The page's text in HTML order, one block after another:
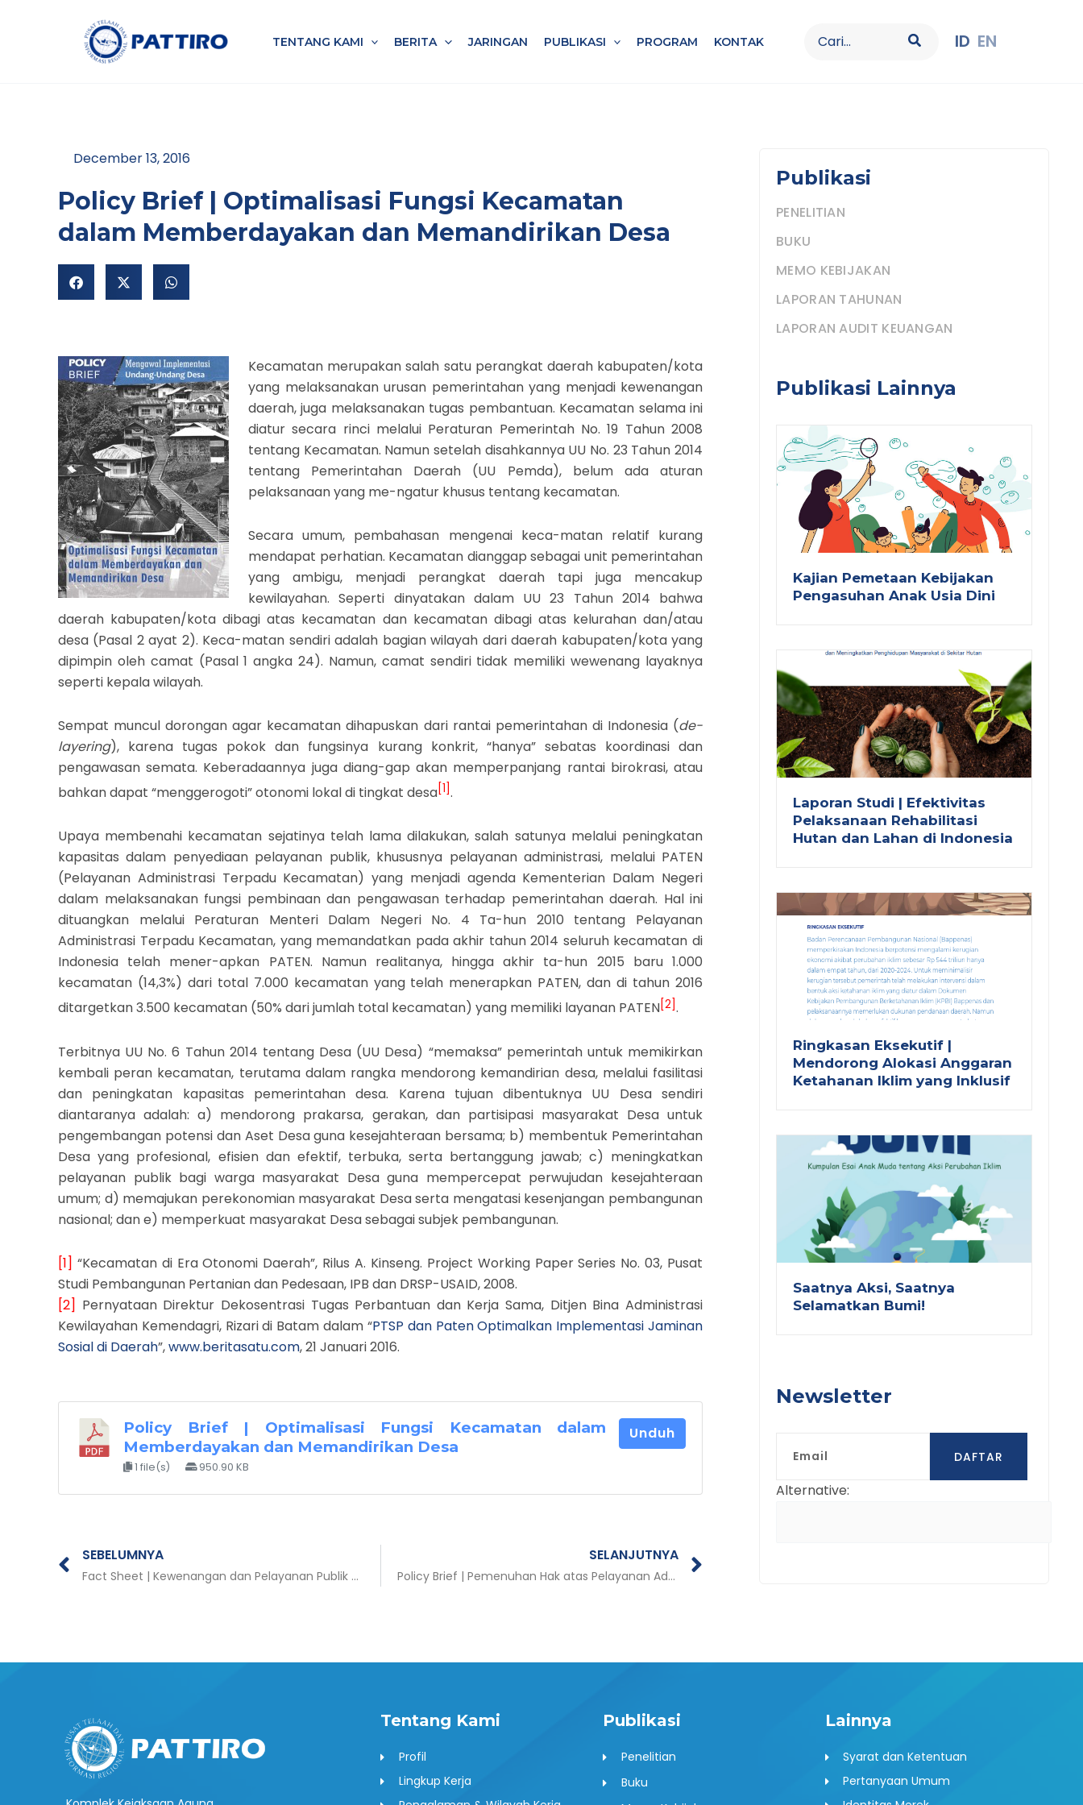
TENTANG KAMI BERITA JARINGAN PUBLIKASI PROGRAM KONTAK
Search
for:
ID EN
December 13, 2016
Policy Brief | Optimalisasi Fungsi Kecamatan
dalam Memberdayakan dan Memandirikan Desa
Kecamatan merupakan salah satu perangkat daerah kabupaten/kota
yang melaksanakan urusan pemerintahan yang menjadi kewenangan
daerah, juga melaksanakan tugas pembantuan. Kecamatan selama ini
diatur secara rinci melalui Peraturan Pemerintah No. 19 Tahun 2008
tentang Kecamatan. Namun setelah disahkannya UU No. 23 Tahun 2014
tentang Pemerintahan Daerah (UU Pemda), belum ada aturan
pelaksanaan yang me-ngatur khusus tentang kecamatan.
Secara umum, pembahasan mengenai keca-matan relatif kurang
mendapat perhatian. Kecamatan dianggap sebagai unit pemerintahan
yang ambigu, menjadi perangkat daerah tapi juga mencakup
kewilayahan. Seperti dinyatakan dalam UU 23 Tahun 2014 bahwa
daerah kabupaten/kota dibagi atas kecamatan dan kecamatan dibagi atas kelurahan dan/atau
desa (Pasal 2 ayat 2). Keca-matan sendiri adalah bagian wilayah dari daerah kabupaten/kota yang
dipimpin oleh camat (Pasal 1 angka 24). Namun, camat sendiri tidak memiliki wewenang layaknya
seperti kepala wilayah.
Sempat muncul dorongan agar kecamatan dihapuskan dari rantai pemerintahan di Indonesia (de-
layering), karena tugas pokok dan fungsinya kurang konkrit, “hanya” sebatas koordinasi dan
pengawasan semata. Keberadaannya juga diang-gap akan memperpanjang rantai birokrasi, atau
bahkan dapat “menggerogoti” otonomi lokal di tingkat desa[1].
Upaya membenahi kecamatan sejatinya telah lama dilakukan, salah satunya melalui peningkatan
kapasitas dalam penyediaan pelayanan publik, khususnya pelayanan administrasi, melalui PATEN
(Pelayanan Administrasi Terpadu Kecamatan) yang menjadi agenda Kementerian Dalam Negeri
dalam melaksanakan fungsi pembinaan dan pengawasan terhadap pemerintahan daerah. Hal ini
dituangkan melalui Peraturan Menteri Dalam Negeri No. 4 Ta-hun 2010 tentang Pelayanan
Administrasi Terpadu Kecamatan, yang memandatkan pada akhir tahun 2014 seluruh kecamatan di
Indonesia telah mener-apkan PATEN. Namun realitanya, hingga akhir ta-hun 2015 baru 1.000
kecamatan (14,3%) dari total 7.000 kecamatan yang telah menerapkan PATEN, dan di tahun 2016
ditargetkan 3.500 kecamatan (50% dari jumlah total kecamatan) yang memiliki layanan PATEN[2].
Terbitnya UU No. 6 Tahun 2014 tentang Desa (UU Desa) “memaksa” pemerintah untuk memikirkan
kembali peran kecamatan, terutama dalam rangka mendorong kemandirian desa, melalui fasilitasi
dan peningkatan kapasitas pemerintahan desa. Karena tujuan dibentuknya UU Desa sendiri
diantaranya adalah: a) mendorong prakarsa, gerakan, dan partisipasi masyarakat Desa untuk
pengembangan potensi dan Aset Desa guna kesejahteraan bersama; b) membentuk Pemerintahan
Desa yang profesional, efisien dan efektif, terbuka, serta bertanggung jawab; c) meningkatkan
pelayanan publik bagi warga masyarakat Desa guna mempercepat perwujudan kesejahteraan
umum; d) memajukan perekonomian masyarakat Desa serta mengatasi kesenjangan pembangunan
nasional; dan e) memperkuat masyarakat Desa sebagai subjek pembangunan.
[1] “Kecamatan di Era Otonomi Daerah”, Rilus A. Kinseng. Project Working Paper Series No. 03, Pusat
Studi Pembangunan Pertanian dan Pedesaan, IPB dan DRSP-USAID, 2008.
[2] Pernyataan Direktur Dekosentrasi Tugas Perbantuan dan Kerja Sama, Ditjen Bina Administrasi
Kewilayahan Kemendagri, Rizari di Batam dalam “PTSP dan Paten Optimalkan Implementasi Jaminan
Sosial di Daerah”,www.beritasatu.com, 21 Januari 2016.
Policy Brief | Optimalisasi Fungsi Kecamatan dalam
Memberdayakan dan Memandirikan Desa
1 file(s) 950.90 KB
Unduh
Prev
SEBELUMNYA
Fact Sheet | Kewenangan dan Pelayanan Publik Desa
SELANJUTNYA
Policy Brief | Pemenuhan Hak atas Pelayanan Administrasi Kependudukan dan Catatan Sipil bagi Penyandang Disabilitas
Publikasi
PENELITIAN
BUKU
MEMO KEBIJAKAN
LAPORAN TAHUNAN
LAPORAN AUDIT KEUANGAN
Publikasi Lainnya
Kajian Pemetaan Kebijakan
Pengasuhan Anak Usia Dini
Laporan Studi | Efektivitas
Pelaksanaan Rehabilitasi
Hutan dan Lahan di Indonesia
Ringkasan Eksekutif |
Mendorong Alokasi Anggaran
Ketahanan Iklim yang Inklusif
Saatnya Aksi, Saatnya
Selamatkan Bumi!
Newsletter
DAFTAR
Alternative:
Tentang Kami
Profil
Lingkup Kerja
Publikasi
Penelitian
Buku
Lainnya
Syarat dan Ketentuan
Pertanyaan Umum